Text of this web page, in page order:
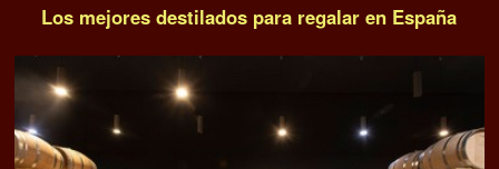
Los mejores destilados para regalar en España